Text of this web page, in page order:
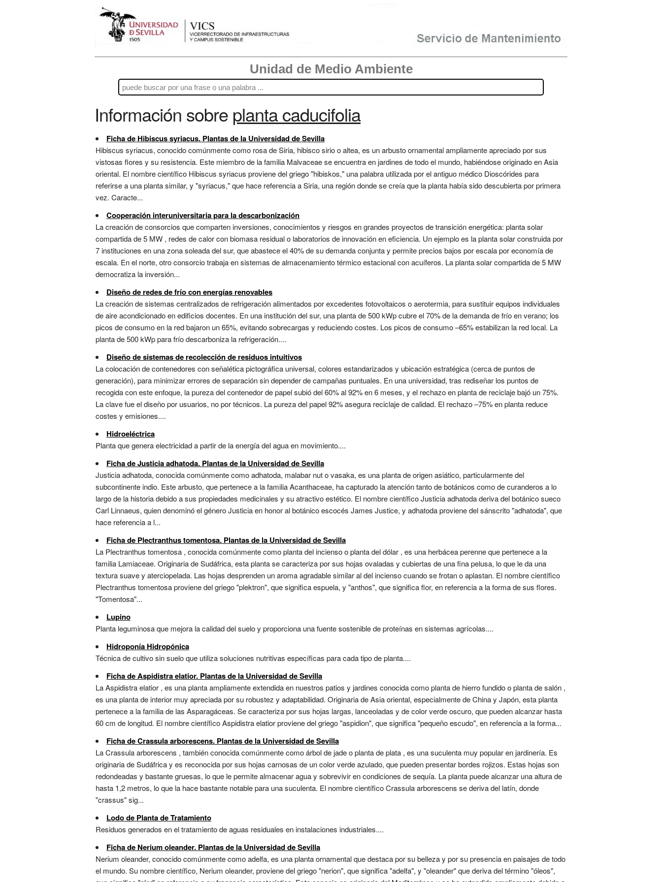
Unidad de Medio Ambiente
Información sobre planta caducifolia
Ficha de Hibiscus syriacus. Plantas de la Universidad de Sevilla
Hibiscus syriacus, conocido comúnmente como rosa de Siria, hibisco sirio o altea, es un arbusto ornamental ampliamente apreciado por sus
vistosas flores y su resistencia. Este miembro de la familia Malvaceae se encuentra en jardines de todo el mundo, habiéndose originado en Asia
oriental. El nombre científico Hibiscus syriacus proviene del griego "hibiskos," una palabra utilizada por el antiguo médico Dioscórides para
referirse a una planta similar, y "syriacus," que hace referencia a Siria, una región donde se creía que la planta había sido descubierta por primera
vez. Caracte...
Cooperación interuniversitaria para la descarbonización
La creación de consorcios que comparten inversiones, conocimientos y riesgos en grandes proyectos de transición energética: planta solar
compartida de 5 MW , redes de calor con biomasa residual o laboratorios de innovación en eficiencia. Un ejemplo es la planta solar construida por
7 instituciones en una zona soleada del sur, que abastece el 40% de su demanda conjunta y permite precios bajos por escala por economía de
escala. En el norte, otro consorcio trabaja en sistemas de almacenamiento térmico estacional con acuíferos. La planta solar compartida de 5 MW
democratiza la inversión...
Diseño de redes de frío con energías renovables
La creación de sistemas centralizados de refrigeración alimentados por excedentes fotovoltaicos o aerotermia, para sustituir equipos individuales
de aire acondicionado en edificios docentes. En una institución del sur, una planta de 500 kWp cubre el 70% de la demanda de frío en verano; los
picos de consumo en la red bajaron un 65%, evitando sobrecargas y reduciendo costes. Los picos de consumo –65% estabilizan la red local. La
planta de 500 kWp para frío descarboniza la refrigeración....
Diseño de sistemas de recolección de residuos intuitivos
La colocación de contenedores con señalética pictográfica universal, colores estandarizados y ubicación estratégica (cerca de puntos de
generación), para minimizar errores de separación sin depender de campañas puntuales. En una universidad, tras rediseñar los puntos de
recogida con este enfoque, la pureza del contenedor de papel subió del 60% al 92% en 6 meses, y el rechazo en planta de reciclaje bajó un 75%.
La clave fue el diseño por usuarios, no por técnicos. La pureza del papel 92% asegura reciclaje de calidad. El rechazo –75% en planta reduce
costes y emisiones....
Hidroeléctrica
Planta que genera electricidad a partir de la energía del agua en movimiento....
Ficha de Justicia adhatoda. Plantas de la Universidad de Sevilla
Justicia adhatoda, conocida comúnmente como adhatoda, malabar nut o vasaka, es una planta de origen asiático, particularmente del
subcontinente indio. Este arbusto, que pertenece a la familia Acanthaceae, ha capturado la atención tanto de botánicos como de curanderos a lo
largo de la historia debido a sus propiedades medicinales y su atractivo estético. El nombre científico Justicia adhatoda deriva del botánico sueco
Carl Linnaeus, quien denominó el género Justicia en honor al botánico escocés James Justice, y adhatoda proviene del sánscrito "adhatoda", que
hace referencia a l...
Ficha de Plectranthus tomentosa. Plantas de la Universidad de Sevilla
La Plectranthus tomentosa , conocida comúnmente como planta del incienso o planta del dólar , es una herbácea perenne que pertenece a la
familia Lamiaceae. Originaria de Sudáfrica, esta planta se caracteriza por sus hojas ovaladas y cubiertas de una fina pelusa, lo que le da una
textura suave y aterciopelada. Las hojas desprenden un aroma agradable similar al del incienso cuando se frotan o aplastan. El nombre científico
Plectranthus tomentosa proviene del griego "plektron", que significa espuela, y "anthos", que significa flor, en referencia a la forma de sus flores.
"Tomentosa"...
Lupino
Planta leguminosa que mejora la calidad del suelo y proporciona una fuente sostenible de proteínas en sistemas agrícolas....
Hidroponía Hidropónica
Técnica de cultivo sin suelo que utiliza soluciones nutritivas específicas para cada tipo de planta....
Ficha de Aspidistra elatior. Plantas de la Universidad de Sevilla
La Aspidistra elatior , es una planta ampliamente extendida en nuestros patios y jardines conocida como planta de hierro fundido o planta de salón ,
es una planta de interior muy apreciada por su robustez y adaptabilidad. Originaria de Asia oriental, especialmente de China y Japón, esta planta
pertenece a la familia de las Asparagáceas. Se caracteriza por sus hojas largas, lanceoladas y de color verde oscuro, que pueden alcanzar hasta
60 cm de longitud. El nombre científico Aspidistra elatior proviene del griego "aspidion", que significa "pequeño escudo", en referencia a la forma...
Ficha de Crassula arborescens. Plantas de la Universidad de Sevilla
La Crassula arborescens , también conocida comúnmente como árbol de jade o planta de plata , es una suculenta muy popular en jardinería. Es
originaria de Sudáfrica y es reconocida por sus hojas carnosas de un color verde azulado, que pueden presentar bordes rojizos. Estas hojas son
redondeadas y bastante gruesas, lo que le permite almacenar agua y sobrevivir en condiciones de sequía. La planta puede alcanzar una altura de
hasta 1,2 metros, lo que la hace bastante notable para una suculenta. El nombre científico Crassula arborescens se deriva del latín, donde
"crassus" sig...
Lodo de Planta de Tratamiento
Residuos generados en el tratamiento de aguas residuales en instalaciones industriales....
Ficha de Nerium oleander. Plantas de la Universidad de Sevilla
Nerium oleander, conocido comúnmente como adelfa, es una planta ornamental que destaca por su belleza y por su presencia en paisajes de todo
el mundo. Su nombre científico, Nerium oleander, proviene del griego "nerion", que significa "adelfa", y "oleander" que deriva del término "óleos",